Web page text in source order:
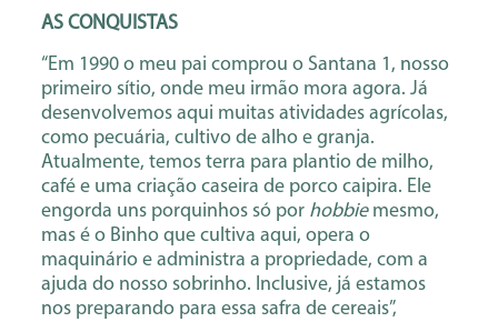
AS CONQUISTAS
“Em 1990 o meu pai comprou o Santana 1, nosso
primeiro sítio, onde meu irmão mora agora. Já
desenvolvemos aqui muitas atividades agrícolas,
como pecuária, cultivo de alho e granja.
Atualmente, temos terra para plantio de milho,
café e uma criação caseira de porco caipira. Ele
engorda uns porquinhos só por hobbie mesmo,
mas é o Binho que cultiva aqui, opera o
maquinário e administra a propriedade, com a
ajuda do nosso sobrinho. Inclusive, já estamos
nos preparando para essa safra de cereais”,